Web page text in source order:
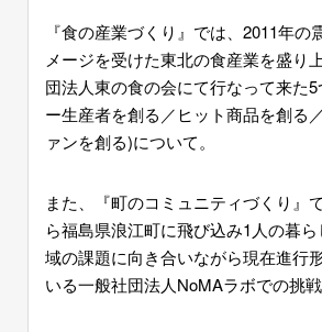
『食の産業づくり』では、2011年の
メージを受けた東北の食産業を盛り
団法人東の食の会にて行なって来た
ー生産者を創る／ヒット商品を創る
ァンを創る)について。
また、『町のコミュニティづくり』
ら福島県浪江町に飛び込み1人の暮
域の課題に向き合いながら現在進行
いる一般社団法人NoMAラボでの挑戦